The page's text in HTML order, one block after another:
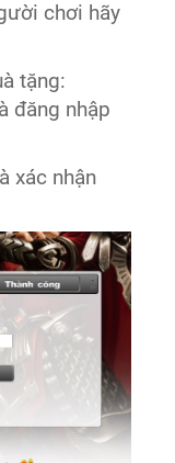
chơi hãy
tặng:
đăng nhập
xác nhận